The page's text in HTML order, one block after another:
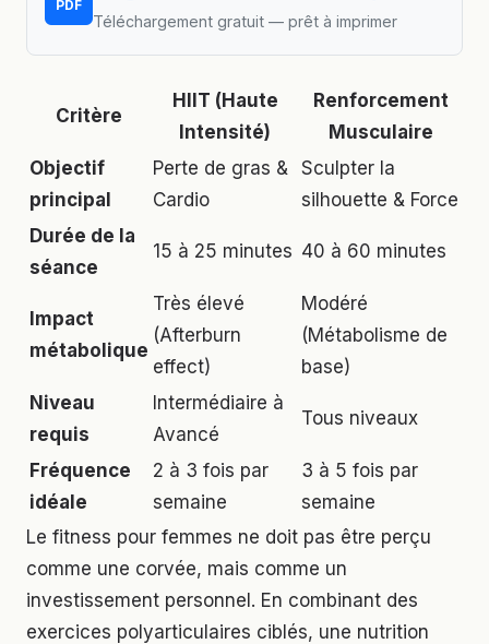
PDF
Téléchargement gratuit — prêt à imprimer
Critère
HIIT (Haute
Intensité)
Renforcement
Musculaire
Objectif
principal
Perte de gras &
Cardio
Sculpter la
silhouette & Force
Durée de la
séance
15 à 25 minutes 40 à 60 minutes
Impact
métabolique
Très élevé
(Afterburn
effect)
Modéré
(Métabolisme de
base)
Niveau
requis
Intermédiaire à
Avancé
Tous niveaux
Fréquence
idéale
2 à 3 fois par
semaine
3 à 5 fois par
semaine
Le fitness pour femmes ne doit pas être perçu
comme une corvée, mais comme un
investissement personnel. En combinant des
exercices polyarticulaires ciblés, une nutrition